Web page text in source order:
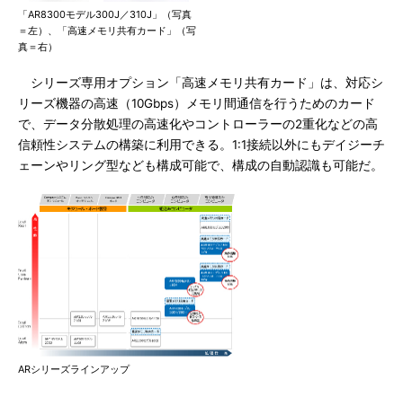
「AR8300モデル300J／310J」（写真
＝左）、「高速メモリ共有カード」（写
真＝右）
シリーズ専用オプション「高速メモリ共有カード」は、対応シ
リーズ機器の高速（10Gbps）メモリ間通信を行うためのカード
で、データ分散処理の高速化やコントローラーの2重化などの高
信頼性システムの構築に利用できる。1:1接続以外にもデイジーチ
ェーンやリング型なども構成可能で、構成の自動認識も可能だ。
ARシリーズラインアップ